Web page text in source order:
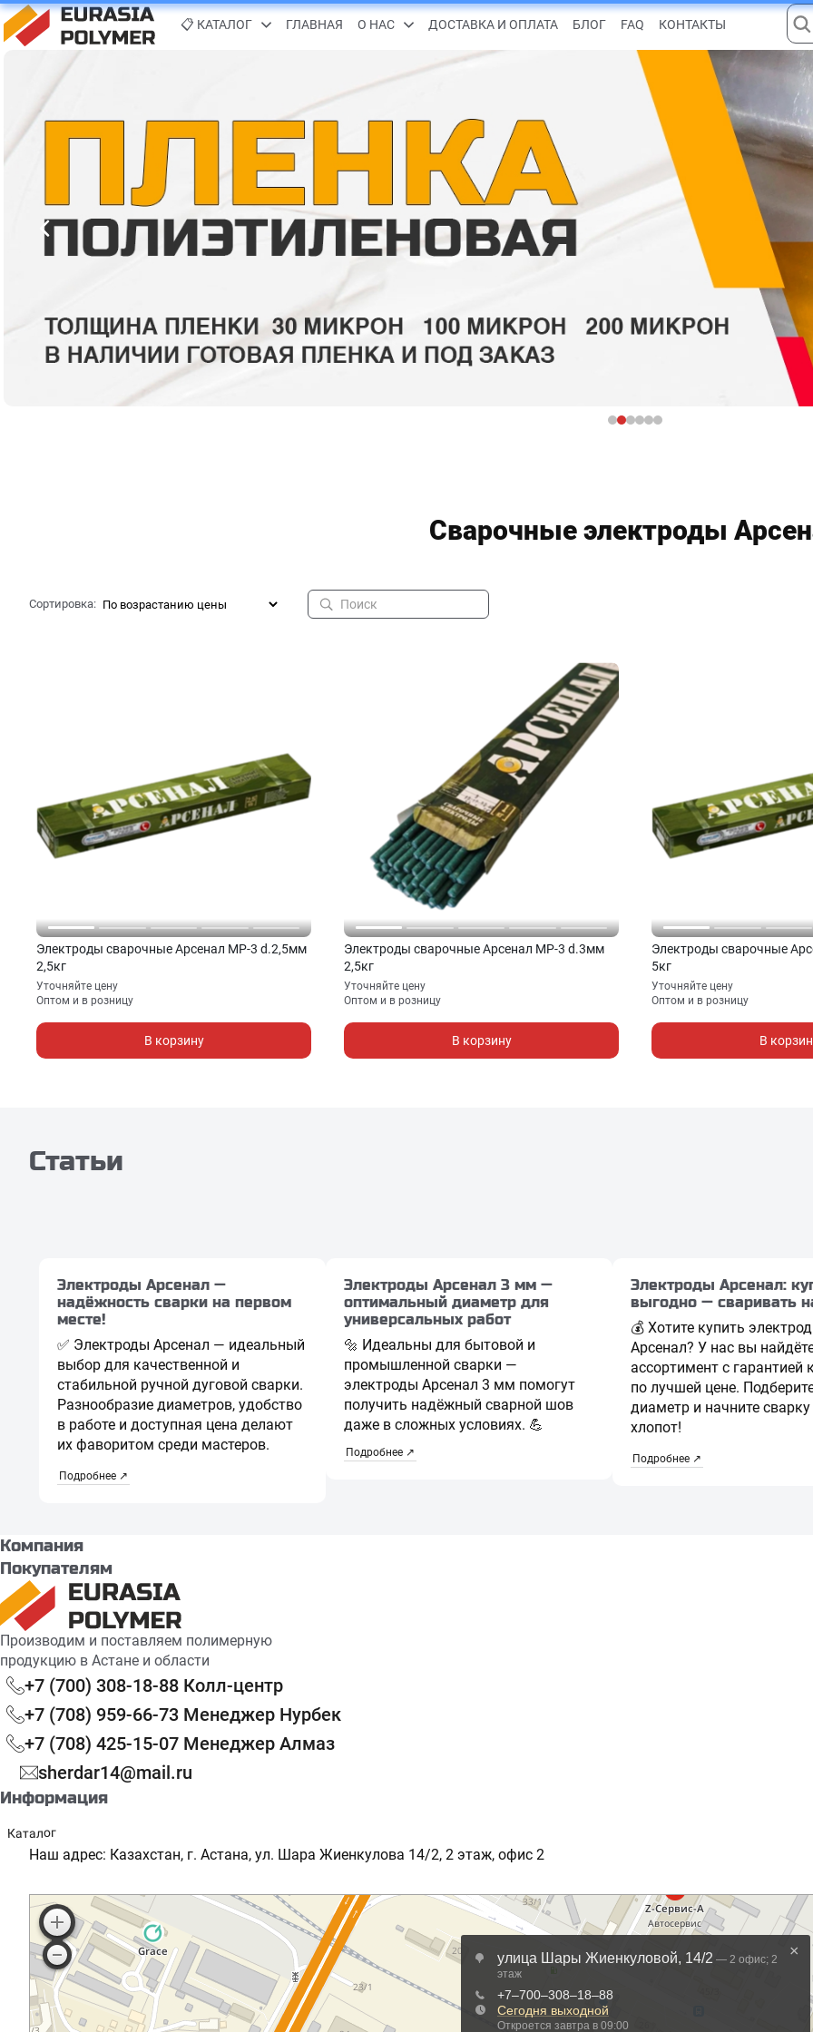
📋 КАТАЛОГ ГЛАВНАЯ О НАС ДОСТАВКА И ОПЛАТА БЛОГ FAQ КОНТАКТЫ
Сварочные электроды
Сортировка:
Электроды сварочные Арсенал МР-3 d.2,5мм
2,5кг
Уточняйте цену
Оптом и в розницу
В корзину
Электроды сварочные Арсенал МР-3 d.3мм
2,5кг
Уточняйте цену
Оптом и в розницу
В корзину
Электроды сварочные
5кг
Уточняйте цену
Оптом и в розницу
В
Статьи
Электроды Арсенал —
надёжность сварки на первом
месте!
✅ Электроды Арсенал — идеальный
выбор для качественной и
стабильной ручной дуговой сварки.
Разнообразие диаметров, удобство
в работе и доступная цена делают
их фаворитом среди мастеров.
Подробнее ↗
Электроды Арсенал 3 мм —
оптимальный диаметр для
универсальных работ
🔩 Идеальны для бытовой и
промышленной сварки —
электроды Арсенал 3 мм помогут
получить надёжный сварной шов
даже в сложных условиях. 💪
Подробнее ↗
Электроды Арсенал:
выгодно — сваривать
💰 Хотите купить
Арсенал? У нас вы
ассортимент с гарантией
по лучшей цене.
диаметр и начните сварку
хлопот!
Подробнее ↗
Компания
Покупателям
Производим и поставляем полимерную
продукцию в Астане и области
+7 (700) 308-18-88 Колл-центр
+7 (708) 959-66-73 Менеджер Нурбек
+7 (708) 425-15-07 Менеджер Алмаз
sherdar14@mail.ru
Информация
Каталог
Реквизиты
Партнерская программа
Доставка и оплата
Скидки и акции
Блог
FAQ
Согласие на обработку
Наш адрес: Казахстан, г. Астана, ул. Шара Жиенкулова 14/2, 2 этаж, офис 2